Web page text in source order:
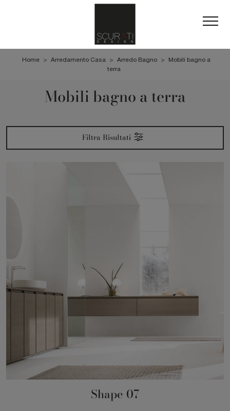
Home > Arredamento Casa > Arredo Bagno >
Mobili bagno a
terra
Mobili bagno a terra
Filtra Risultati
Shape 07